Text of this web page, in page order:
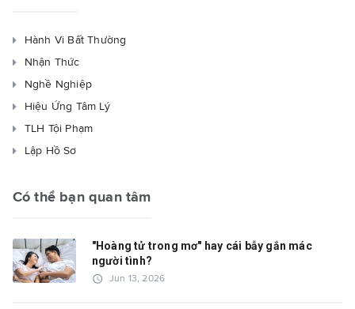
Hành Vi Bất Thường
Nhận Thức
Nghề Nghiệp
Hiệu Ứng Tâm Lý
TLH Tội Phạm
Lập Hồ Sơ
Có thể bạn quan tâm
"Hoàng tử trong mơ" hay cái bẫy gắn mác
người tình?
access_time Jun 13, 2026